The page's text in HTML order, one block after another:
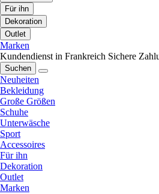
Für ihn
Dekoration
Outlet
Marken
Kundendienst in Frankreich Sichere
Suchen
Neuheiten
Bekleidung
Große Größen
Schuhe
Unterwäsche
Sport
Accessoires
Für ihn
Dekoration
Outlet
Marken